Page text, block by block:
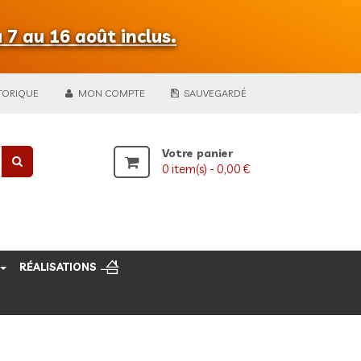
7 au 16 août inclus.
MON COMPTE SAUVEGARDÉ
Votre panier
0 item(s) - 0,00 €
RÉALISATIONS